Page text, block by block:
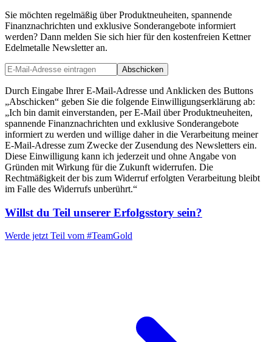
Sie möchten regelmäßig über Produktneuheiten, spannende
Finanznachrichten und exklusive Sonderangebote informiert
werden? Dann melden Sie sich hier für den kostenfreien Kettner
Edelmetalle Newsletter an.
Abschicken
Durch Eingabe Ihrer E-Mail-Adresse und Anklicken des Buttons
„Abschicken“ geben Sie die folgende Einwilligungserklärung ab:
„Ich bin damit einverstanden, per E-Mail über Produktneuheiten,
spannende Finanznachrichten und exklusive Sonderangebote
informiert zu werden und willige daher in die Verarbeitung meiner
E-Mail-Adresse zum Zwecke der Zusendung des Newsletters ein.
Diese Einwilligung kann ich jederzeit und ohne Angabe von
Gründen mit Wirkung für die Zukunft widerrufen. Die
Rechtmäßigkeit der bis zum Widerruf erfolgten Verarbeitung bleibt
im Falle des Widerrufs unberührt.“
Willst du Teil unserer Erfolgsstory sein?
Werde jetzt Teil vom #TeamGold